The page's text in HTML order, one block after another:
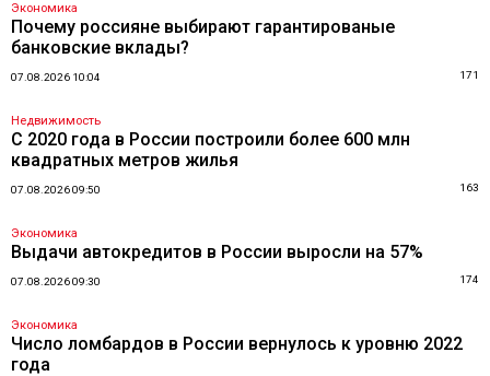
Экономика
Почему россияне выбирают гарантированые
банковские вклады?
07.08.2026 10:04 171
Недвижимость
С 2020 года в России построили более 600 млн
квадратных метров жилья
07.08.2026 09:50 163
Экономика
Выдачи автокредитов в России выросли на 57%
07.08.2026 09:30 174
Экономика
Число ломбардов в России вернулось к уровню 2022
года